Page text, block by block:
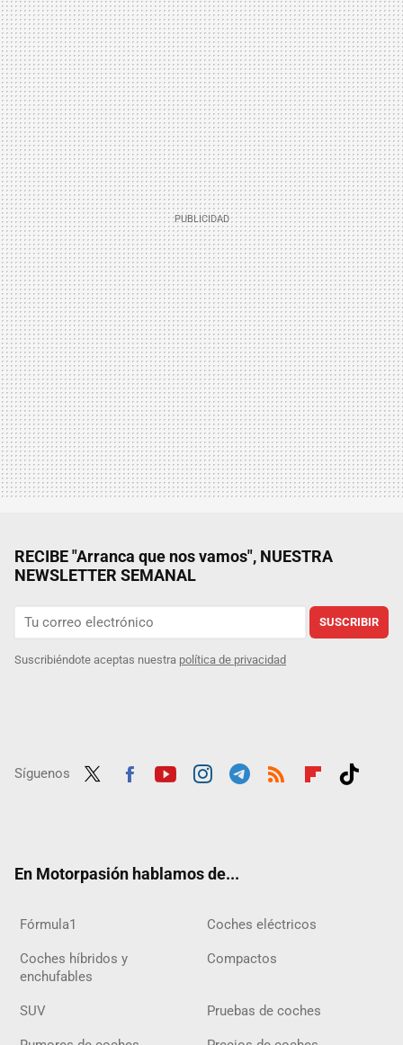
RECIBE "Arranca que nos vamos", NUESTRA
NEWSLETTER SEMANAL
SUSCRIBIR
Suscribiéndote aceptas nuestra política de privacidad
Síguenos
En Motorpasión hablamos de...
Fórmula1 Coches eléctricos
Coches híbridos y
enchufables
Compactos
SUV Pruebas de coches